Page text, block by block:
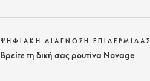
ΨΗΦΙΑΚΗ ΔΙΑΓΝΩΣΗ ΕΠΙΔΕΡΜΙΔΑΣ
Βρείτε τη δική σας ρουτίνα Novage